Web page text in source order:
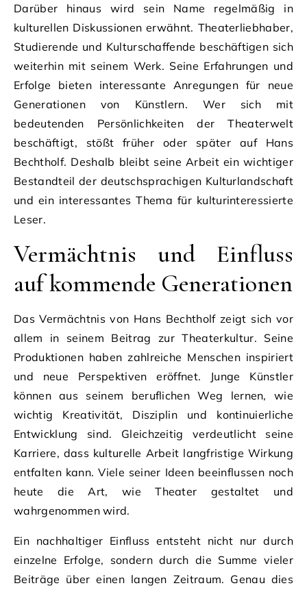
Darüber hinaus wird sein Name regelmäßig in
kulturellen Diskussionen erwähnt. Theaterliebhaber,
Studierende und Kulturschaffende beschäftigen sich
weiterhin mit seinem Werk. Seine Erfahrungen und
Erfolge bieten interessante Anregungen für neue
Generationen von Künstlern. Wer sich mit
bedeutenden Persönlichkeiten der Theaterwelt
beschäftigt, stößt früher oder später auf Hans
Bechtholf. Deshalb bleibt seine Arbeit ein wichtiger
Bestandteil der deutschsprachigen Kulturlandschaft
und ein interessantes Thema für kulturinteressierte
Leser.
Vermächtnis und Einfluss
auf kommende Generationen
Das Vermächtnis von Hans Bechtholf zeigt sich vor
allem in seinem Beitrag zur Theaterkultur. Seine
Produktionen haben zahlreiche Menschen inspiriert
und neue Perspektiven eröffnet. Junge Künstler
können aus seinem beruflichen Weg lernen, wie
wichtig Kreativität, Disziplin und kontinuierliche
Entwicklung sind. Gleichzeitig verdeutlicht seine
Karriere, dass kulturelle Arbeit langfristige Wirkung
entfalten kann. Viele seiner Ideen beeinflussen noch
heute die Art, wie Theater gestaltet und
wahrgenommen wird.
Ein nachhaltiger Einfluss entsteht nicht nur durch
einzelne Erfolge, sondern durch die Summe vieler
Beiträge über einen langen Zeitraum. Genau dies